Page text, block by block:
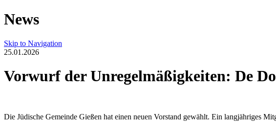
News
Skip to Navigation
25.01.2026
Vorwurf der Unregelmäßigkeiten: De
Die Jüdische Gemeinde Gießen hat einen neuen Vorstand gewählt. Ein langjähriges